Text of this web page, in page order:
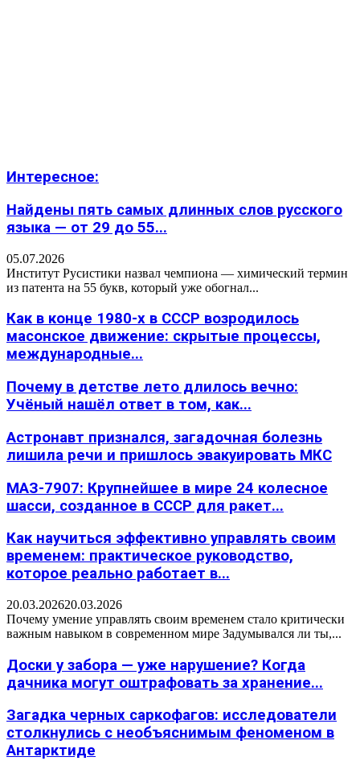
Интересное:
Найдены пять самых длинных слов русского
языка — от 29 до 55...
05.07.2026
Институт Русистики назвал чемпиона — химический термин
из патента на 55 букв, который уже обогнал...
Как в конце 1980-х в СССР возродилось
масонское движение: скрытые процессы,
международные...
Почему в детстве лето длилось вечно:
Учёный нашёл ответ в том, как...
Астронавт признался, загадочная болезнь
лишила речи и пришлось эвакуировать МКС
МАЗ-7907: Крупнейшее в мире 24 колесное
шасси, созданное в СССР для ракет...
Как научиться эффективно управлять своим
временем: практическое руководство,
которое реально работает в...
20.03.202620.03.2026
Почему умение управлять своим временем стало критически
важным навыком в современном мире Задумывался ли ты,...
Доски у забора — уже нарушение? Когда
дачника могут оштрафовать за хранение...
Загадка черных саркофагов: исследователи
столкнулись с необъяснимым феноменом в
Антарктиде